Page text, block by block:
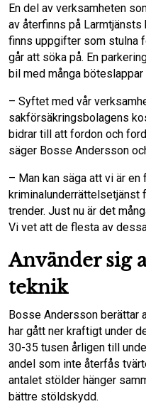
En del av verksamheten
av återfinns på Larmtjänsts
finns uppgifter som stulna
går att söka på. En
bil med många böteslappar
– Syftet med vår
sakförsäkringsbolagens
bidrar till att fordon och
säger Bosse Andersson
– Man kan säga att vi är en
kriminalunderrättelsetjänst
trender. Just nu är det
Vi vet att de flesta av
Använder sig
teknik
Bosse Andersson berättar
har gått ner kraftigt under
30-35 tusen årligen till
andel som inte återfås
antalet stölder hänger
bättre stöldskydd.